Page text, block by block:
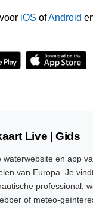
iOS ofAndroid
Live | Gids
en app
van Europa. Je
professional,
of meteo-